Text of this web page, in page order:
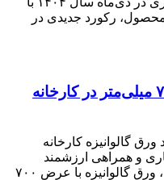
فروش محصول، رکورد جدیدی در
تولید ورق گالوانیزه با عرض ۷۰۰ میلی‌متر در كارخانه
گالوانیزه کارخانه
و همراهی ارزشمند
خطوط نورد و اسیدشویی این کارخانه، ورق گالوانیزه با عرض ۷۰۰